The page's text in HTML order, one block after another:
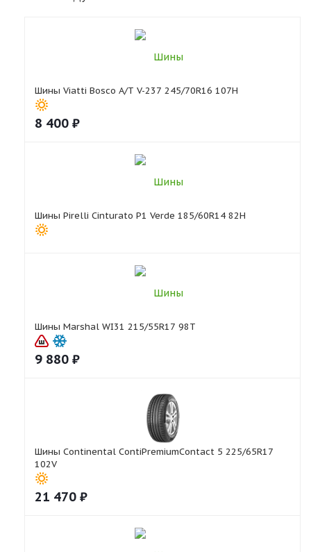
Шины Viatti Bosco A/T V-237 245/70R16 107H
8 400 ₽
Шины Pirelli Cinturato P1 Verde 185/60R14 82H
Шины Marshal WI31 215/55R17 98T
9 880 ₽
Шины Continental ContiPremiumContact 5 225/65R17
102V
21 470 ₽